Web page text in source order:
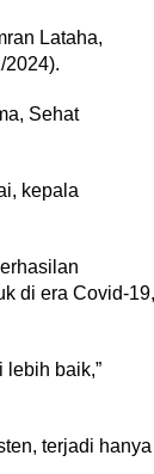
Lataha,
2024).
Sehat
kepala
di era Covid-19,
lebih baik,”
terjadi hanya